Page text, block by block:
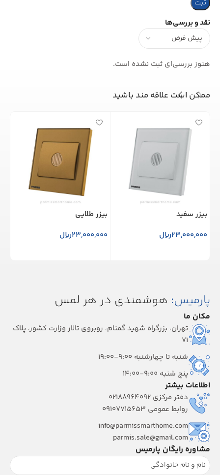
نقد و بررسی‌ها
هنوز بررسی‌ای ثبت نشده است.
ممکن است علاقه مند باشید
بیزر سفید
23,000,000ریال
بیزر طلایی
23,000,000ریال
پارمیس؛ هوشمندی در هر لمس
مکان ما
تهران، بزرگراه شهید گمنام، روبروی تالار وزارت کشور، پلاک
۷۱
شنبه تا چهارشنبه 9:00-19:00
پنج شنبه 9:00-14:00
اطلاعات بیشتر
دفتر مرکزی 02188964092
روابط عمومی 09107715653
info@parmissmarthome.com
parmis.sale@gmail.com
مشاوره رایگان پارمیس